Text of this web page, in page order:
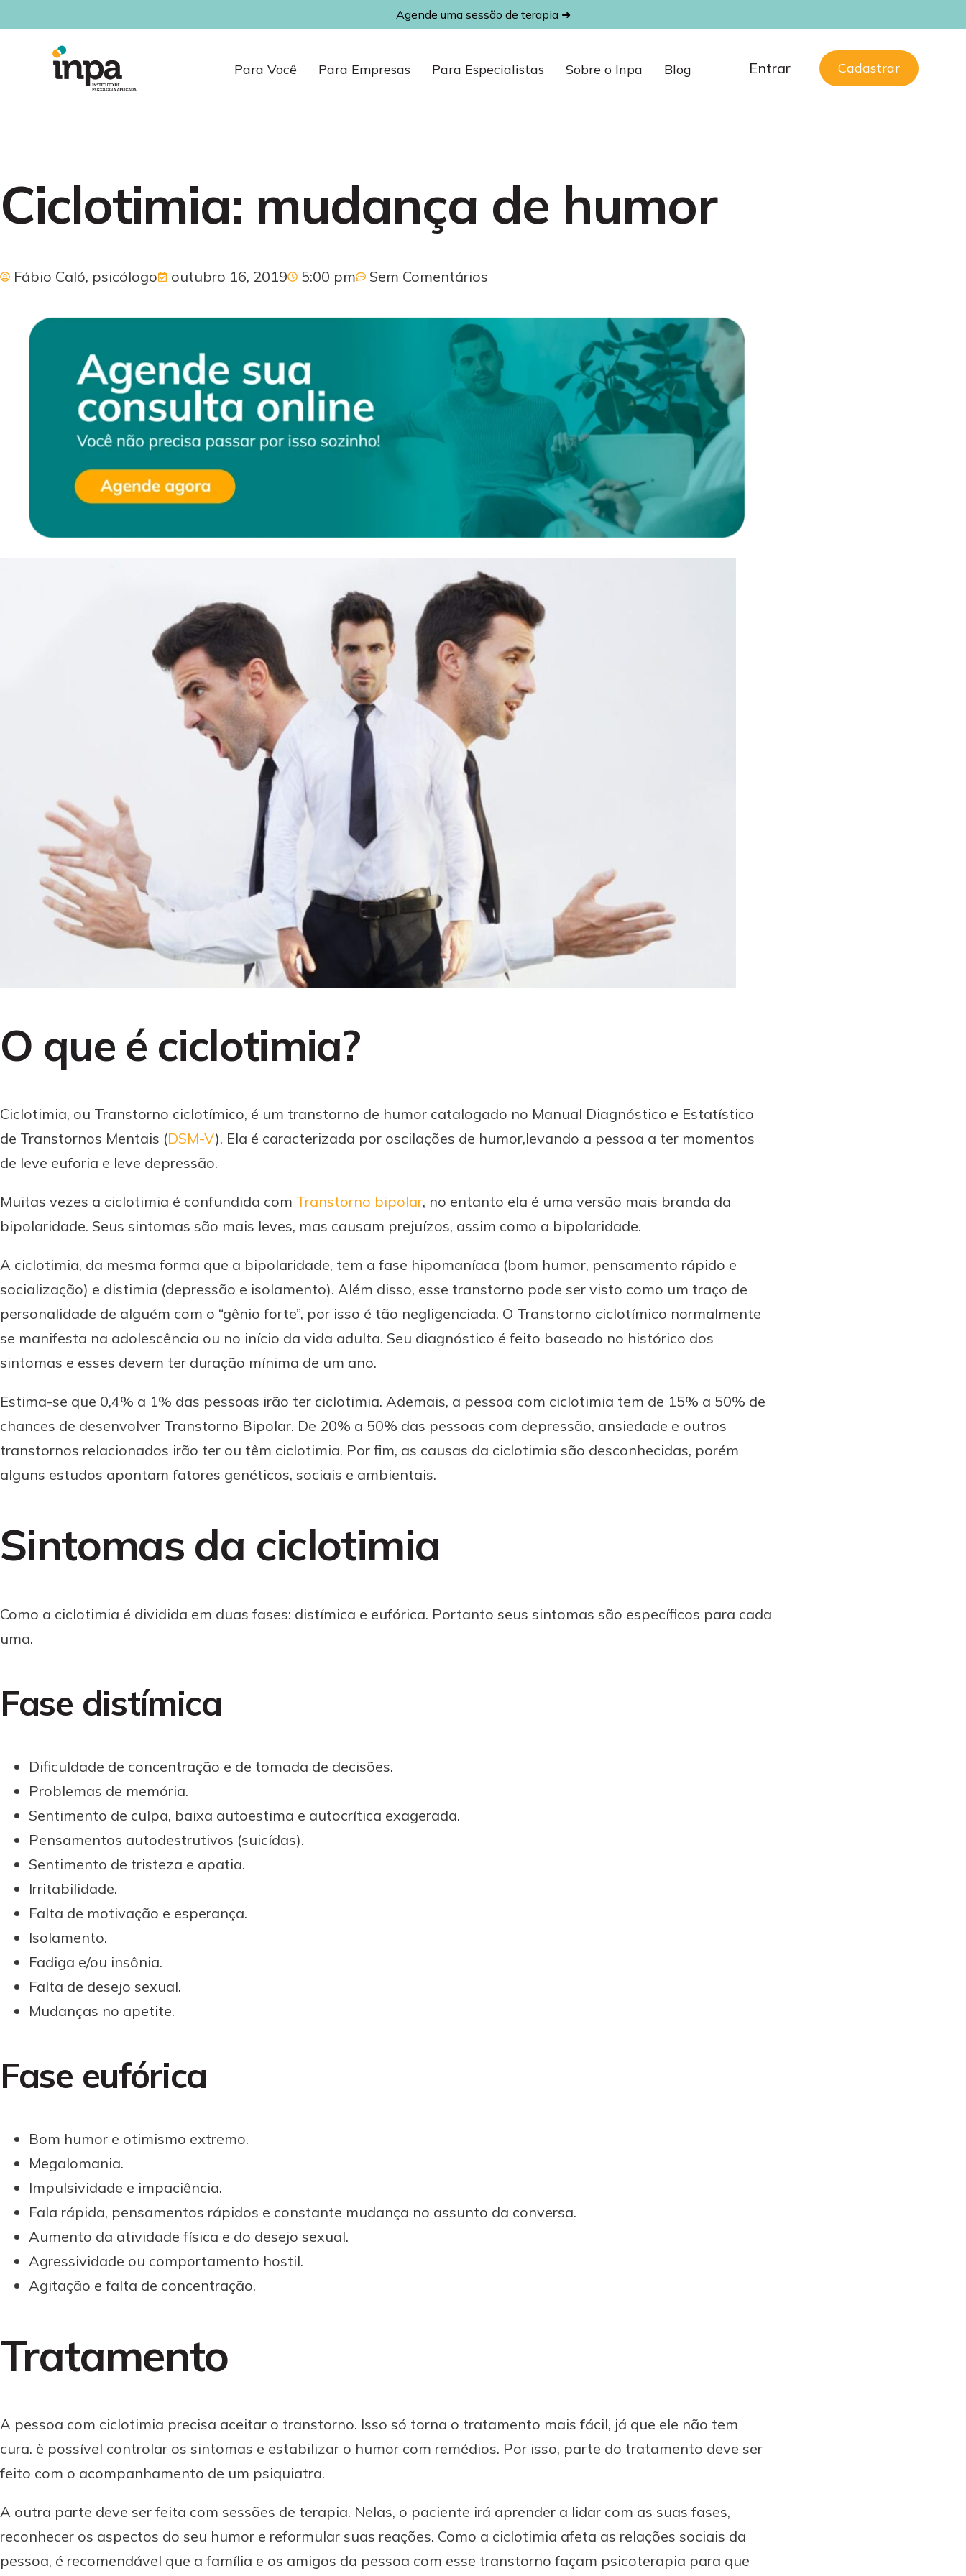
Agende uma sessão de terapia ➜
Para Você Para Empresas Para Especialistas Sobre o Inpa Blog Entrar Cadastrar
Ciclotimia: mudança de humor
Fábio Caló, psicólogo outubro 16, 2019 5:00 pm Sem Comentários
O que é ciclotimia?
Ciclotimia, ou Transtorno ciclotímico, é um transtorno de humor catalogado no Manual Diagnóstico e Estatístico
de Transtornos Mentais (DSM-V). Ela é caracterizada por oscilações de humor,levando a pessoa a ter momentos
de leve euforia e leve depressão.
Muitas vezes a ciclotimia é confundida com Transtorno bipolar, no entanto ela é uma versão mais branda da
bipolaridade. Seus sintomas são mais leves, mas causam prejuízos, assim como a bipolaridade.
A ciclotimia, da mesma forma que a bipolaridade, tem a fase hipomaníaca (bom humor, pensamento rápido e
socialização) e distimia (depressão e isolamento). Além disso, esse transtorno pode ser visto como um traço de
personalidade de alguém com o “gênio forte”, por isso é tão negligenciada. O Transtorno ciclotímico normalmente
se manifesta na adolescência ou no início da vida adulta. Seu diagnóstico é feito baseado no histórico dos
sintomas e esses devem ter duração mínima de um ano.
Estima-se que 0,4% a 1% das pessoas irão ter ciclotimia. Ademais, a pessoa com ciclotimia tem de 15% a 50% de
chances de desenvolver Transtorno Bipolar. De 20% a 50% das pessoas com depressão, ansiedade e outros
transtornos relacionados irão ter ou têm ciclotimia. Por fim, as causas da ciclotimia são desconhecidas, porém
alguns estudos apontam fatores genéticos, sociais e ambientais.
Sintomas da ciclotimia
Como a ciclotimia é dividida em duas fases: distímica e eufórica. Portanto seus sintomas são específicos para cada
uma.
Fase distímica
Dificuldade de concentração e de tomada de decisões.
Problemas de memória.
Sentimento de culpa, baixa autoestima e autocrítica exagerada.
Pensamentos autodestrutivos (suicídas).
Sentimento de tristeza e apatia.
Irritabilidade.
Falta de motivação e esperança.
Isolamento.
Fadiga e/ou insônia.
Falta de desejo sexual.
Mudanças no apetite.
Fase eufórica
Bom humor e otimismo extremo.
Megalomania.
Impulsividade e impaciência.
Fala rápida, pensamentos rápidos e constante mudança no assunto da conversa.
Aumento da atividade física e do desejo sexual.
Agressividade ou comportamento hostil.
Agitação e falta de concentração.
Tratamento
A pessoa com ciclotimia precisa aceitar o transtorno. Isso só torna o tratamento mais fácil, já que ele não tem
cura. è possível controlar os sintomas e estabilizar o humor com remédios. Por isso, parte do tratamento deve ser
feito com o acompanhamento de um psiquiatra.
A outra parte deve ser feita com sessões de terapia. Nelas, o paciente irá aprender a lidar com as suas fases,
reconhecer os aspectos do seu humor e reformular suas reações. Como a ciclotimia afeta as relações sociais da
pessoa, é recomendável que a família e os amigos da pessoa com esse transtorno façam psicoterapia para que